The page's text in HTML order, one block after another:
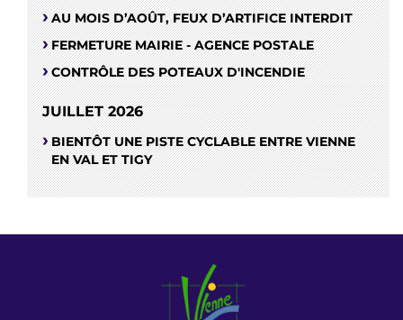
AU MOIS D’AOÛT, FEUX D’ARTIFICE INTERDIT
FERMETURE MAIRIE - AGENCE POSTALE
CONTRÔLE DES POTEAUX D'INCENDIE
JUILLET 2026
BIENTÔT UNE PISTE CYCLABLE ENTRE VIENNE
EN VAL ET TIGY